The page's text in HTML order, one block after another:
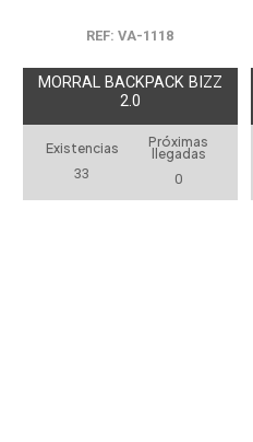
REF: VA-1118
MORRAL BACKPACK BIZZ
2.0
Existencias
33
Próximas
llegadas
0